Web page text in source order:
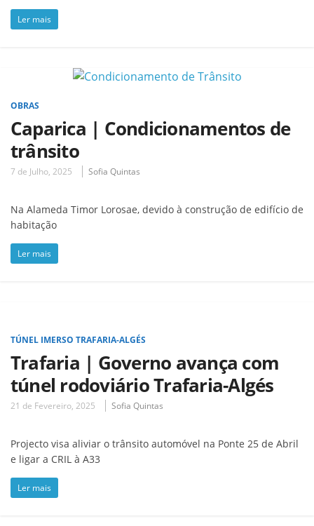
Ler mais
OBRAS
Caparica | Condicionamentos de
trânsito
7 de Julho, 2025 Sofia Quintas
Na Alameda Timor Lorosae, devido à construção de edifício de
habitação
Ler mais
TÚNEL IMERSO TRAFARIA-ALGÉS
Trafaria | Governo avança com
túnel rodoviário Trafaria-Algés
21 de Fevereiro, 2025 Sofia Quintas
Projecto visa aliviar o trânsito automóvel na Ponte 25 de Abril
e ligar a CRIL à A33
Ler mais